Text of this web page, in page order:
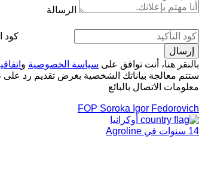
الرسالة
كود
بالنقر هنا، أنت توافق على سياسة الخصوصية و
ستتم معالجة بياناتك الشخصية بغرض تقديم رد
معلومات الاتصال بالبائع
FOP Soroka Igor Fedorovich
أوكرانيا
14 سنوات في Agroline